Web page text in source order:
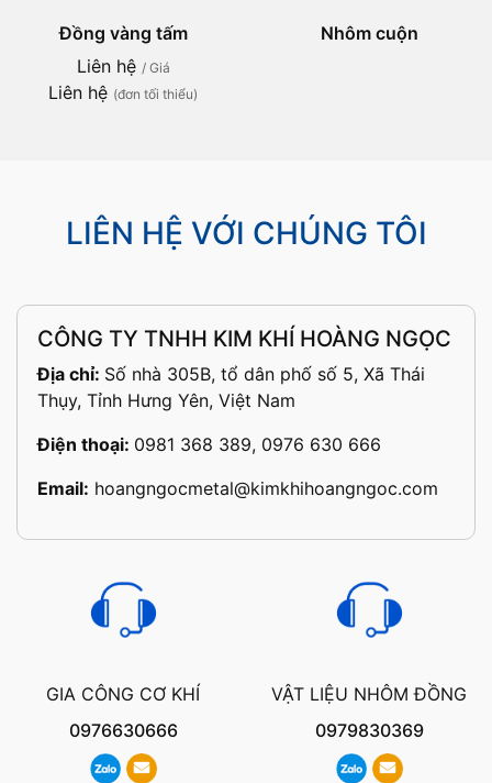
Đồng vàng tấm
Liên hệ / Giá
Liên hệ (đơn tối thiểu)
Nhôm cuộn
LIÊN HỆ VỚI CHÚNG TÔI
CÔNG TY TNHH KIM KHÍ HOÀNG NGỌC
Địa chỉ: Số nhà 305B, tổ dân phố số 5, Xã Thái
Thụy, Tỉnh Hưng Yên, Việt Nam
Điện thoại: 0981 368 389, 0976 630 666
Email: hoangngocmetal@kimkhihoangngoc.com
GIA CÔNG CƠ KHÍ
0976630666
VẬT LIỆU NHÔM ĐỒNG
0979830369